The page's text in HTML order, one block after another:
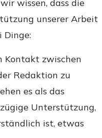
wissen, dass die
unserer Arbeit
Dinge:
Kontakt zwischen
Redaktion zu
es als das
Unterstützung,
ist, etwas